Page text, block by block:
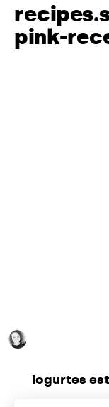
pink-
Iogurtes